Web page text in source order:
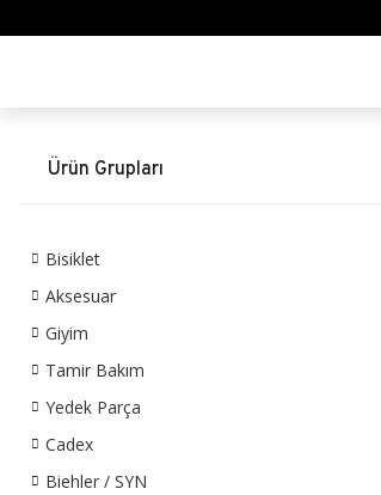
Ürün Grupları
Bisiklet
Aksesuar
Giyim
Tamir Bakım
Yedek Parça
Cadex
Biehler / SYN